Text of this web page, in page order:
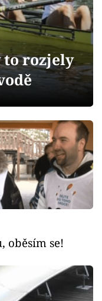
to rozjely
oběsím se!